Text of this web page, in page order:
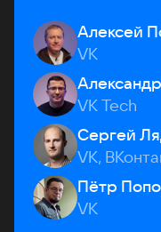
Алексей
VK
VK Tech
Сергей
VK,
Пётр
VK